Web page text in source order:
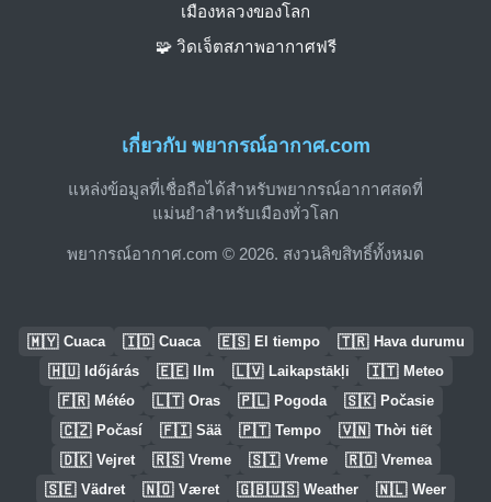
เกี่ยวกับ พยากรณ์อากาศ.com
แหล่งข้อมูลที่เชื่อถือได้สำหรับพยากรณ์อากาศสดที่
แม่นยำสำหรับเมืองทั่วโลก
พยากรณ์อากาศ.com © 2026. สงวนลิขสิทธิ์ทั้งหมด
เมืองหลวงของโลก
🧩 วิดเจ็ตสภาพอากาศฟรี
🇲🇾 Cuaca 🇮🇩 Cuaca 🇪🇸 El tiempo 🇹🇷 Hava durumu
🇭🇺 Időjárás 🇪🇪 Ilm 🇱🇻 Laikapstākļi 🇮🇹 Meteo
🇫🇷 Météo 🇱🇹 Oras 🇵🇱 Pogoda 🇸🇰 Počasie
🇨🇿 Počasí 🇫🇮 Sää 🇵🇹 Tempo 🇻🇳 Thời tiết
🇩🇰 Vejret 🇷🇸 Vreme 🇸🇮 Vreme 🇷🇴 Vremea
🇸🇪 Vädret 🇳🇴 Været 🇬🇧🇺🇸 Weather 🇳🇱 Weer